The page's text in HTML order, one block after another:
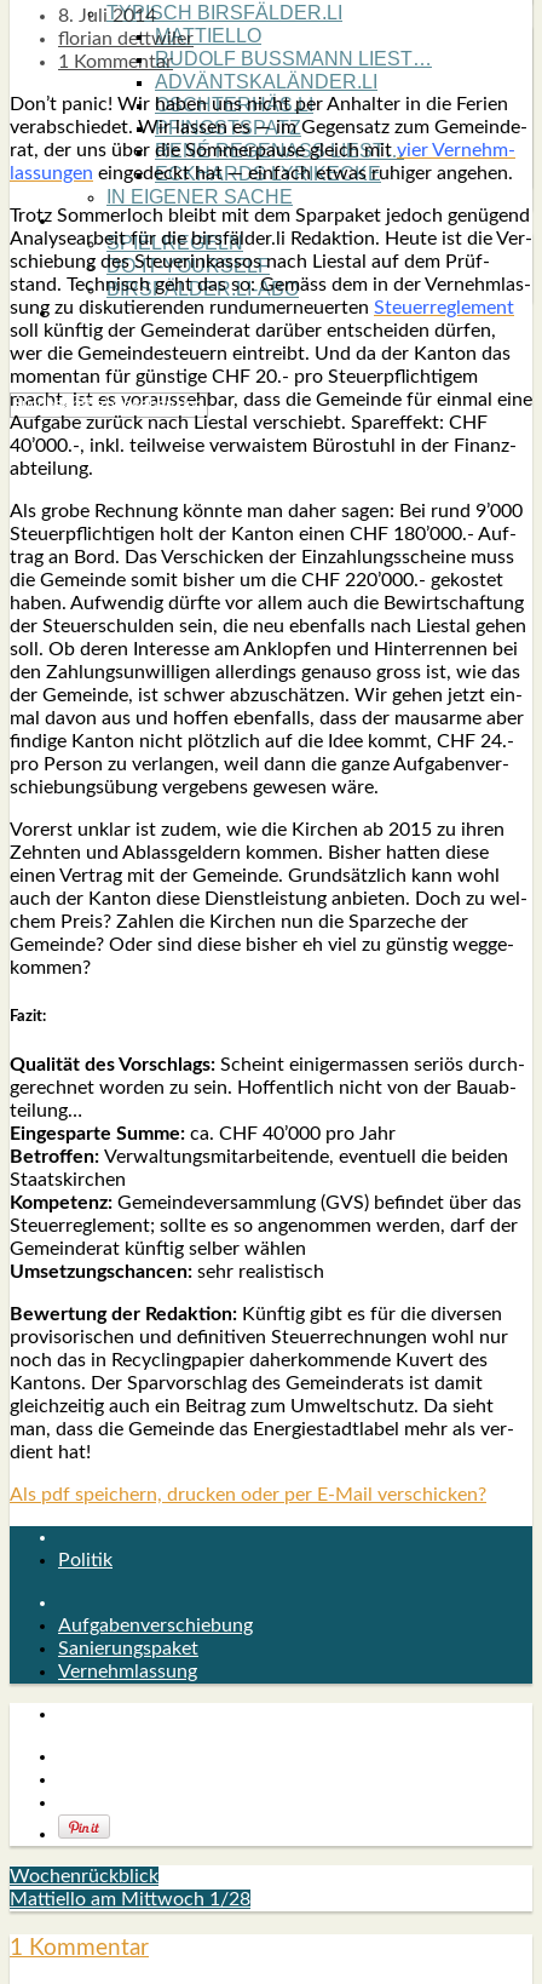
TYPISCH BIRSFÄLDER.LI
MATTIELLO
RUDOLF BUSS­MANN LIEST…
ADVÄNTSKALÄNDER.LI
OSCHTERHÄS.LI
PFINGST­SPATZ
RENÉ REGEN­ASS LIEST…
ECK­HARDS LYRIK­ECKE
IN EIGE­NER SACHE
SO GOOT’S
SPIEL­RE­GELN
DO-IT-YOUR­S­ELF
BIRSFÄLDER.LI-ABO
SHOUT­BOX
8. Juli 2014
florian dettwiler
1 Kommentar
Don’t panic! Wir haben uns nicht per Anhal­ter in die Feri­en
ver­ab­schie­det. Wir las­sen es — im Gegen­satz zum Gemein­de­
rat, der uns über die Som­mer­pau­se gleich mit vier Ver­nehm­
las­sun­gen ein­ge­deckt hat — ein­fach etwas ruhi­ger ange­hen.
Trotz Som­mer­loch bleibt mit dem Spar­pa­ket jedoch genü­gend
Ana­ly­se­ar­beit für die birsfälder.li Redak­ti­on. Heu­te ist die Ver­
schie­bung des Steu­er­in­kas­sos nach Lies­tal auf dem Prüf­
stand. Tech­nisch geht das so: Gemäss dem in der Ver­nehm­las­
sung zu dis­ku­tie­ren­den rund­um­er­neu­er­ten Steu­er­re­gle­ment
soll künf­tig der Gemein­de­rat dar­über ent­schei­den dür­fen,
wer die Gemein­de­steu­ern ein­treibt. Und da der Kan­ton das
momen­tan für güns­ti­ge CHF 20.- pro Steu­er­pflich­ti­gem
macht, ist es vor­aus­seh­bar, dass die Gemein­de für ein­mal eine
Auf­ga­be zurück nach Lies­tal ver­schiebt. Spar­ef­fekt: CHF
40’000.-, inkl. teil­wei­se ver­wais­tem Büro­stuhl in der Finanz­
ab­tei­lung.
Als gro­be Rech­nung könn­te man daher sagen: Bei rund 9’000
Steu­er­pflich­ti­gen holt der Kan­ton einen CHF 180’000.- Auf­
trag an Bord. Das Ver­schi­cken der Ein­zah­lungs­schei­ne muss
die Gemein­de somit bis­her um die CHF 220’000.- gekos­tet
haben. Auf­wen­dig dürf­te vor allem auch die Bewirt­schaf­tung
der Steu­er­schul­den sein, die neu eben­falls nach Lies­tal gehen
soll. Ob deren Inter­es­se am Anklop­fen und Hin­ter­ren­nen bei
den Zah­lungs­un­wil­li­gen aller­dings genau­so gross ist, wie das
der Gemein­de, ist schwer abzu­schät­zen. Wir gehen jetzt ein­
mal davon aus und hof­fen eben­falls, dass der maus­ar­me aber
fin­di­ge Kan­ton nicht plötz­lich auf die Idee kommt, CHF 24.-
pro Per­son zu ver­lan­gen, weil dann die gan­ze Auf­ga­ben­ver­
schie­bungs­übung ver­ge­bens gewe­sen wäre.
Vor­erst unklar ist zudem, wie die Kir­chen ab 2015 zu ihren
Zehn­ten und Ablass­gel­dern kom­men. Bis­her hat­ten die­se
einen Ver­trag mit der Gemein­de. Grund­sätz­lich kann wohl
auch der Kan­ton die­se Dienst­leis­tung anbie­ten. Doch zu wel­
chem Preis? Zah­len die Kir­chen nun die Spar­ze­che der
Gemein­de? Oder sind die­se bis­her eh viel zu güns­tig weg­ge­
kom­men?
Fazit:
Qua­li­tät des Vor­schlags: Scheint eini­ger­mas­sen seri­ös durch­
ge­rech­net wor­den zu sein. Hof­fent­lich nicht von der Bau­ab­
tei­lung…
Ein­ge­spar­te Sum­me: ca. CHF 40’000 pro Jahr
Betrof­fen: Ver­wal­tungs­mit­ar­bei­ten­de, even­tu­ell die bei­den
Staats­kir­chen
Kom­pe­tenz: Gemein­de­ver­samm­lung (GVS) befin­det über das
Steu­er­re­gle­ment; soll­te es so ange­nom­men wer­den, darf der
Gemein­de­rat künf­tig sel­ber wäh­len
Umset­zungs­chan­cen: sehr rea­lis­tisch
Bewer­tung der Redak­ti­on: Künf­tig gibt es für die diver­sen
pro­vi­so­ri­schen und defi­ni­ti­ven Steu­er­rech­nun­gen wohl nur
noch das in Recy­cling­pa­pier daher­kom­men­de Kuvert des
Kan­tons. Der Spar­vor­schlag des Gemein­de­rats ist damit
gleich­zei­tig auch ein Bei­trag zum Umwelt­schutz. Da sieht
man, dass die Gemein­de das Ener­gie­stadt­la­bel mehr als ver­
dient hat!
Als pdf speichern, drucken oder per E-Mail verschicken?
Politik
Aufgabenverschiebung
Sanierungspaket
Vernehmlassung
Wochenrückblick
Mattiello am Mittwoch 1/28
1 Kommentar